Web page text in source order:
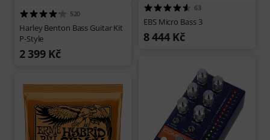
520
Harley Benton Bass Guitar Kit
P-Style
2 399 Kč
63
EBS Micro Bass 3
8 444 Kč